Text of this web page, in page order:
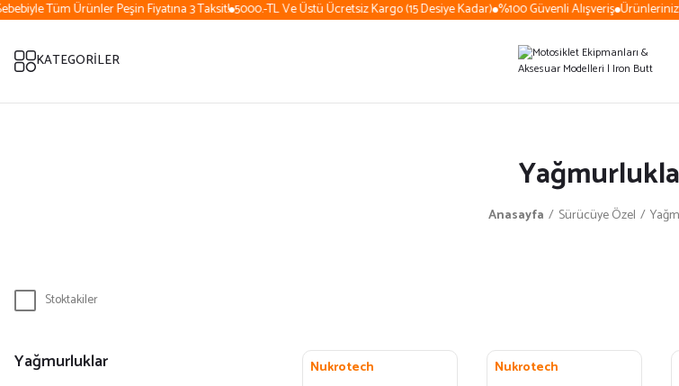
Tüm Ürünler Peşin Fiyatına 3 Taksit! 5000.-TL Ve Üstü Ücretsiz Kargo (15 Desiye Kadar) %100 Güvenli Alışveriş Ürünlerinizi
KATEGORİLER
Anasayfa Sürücüye Özel
Stoktakiler
Yağmurluklar Nukrotech Nukrotech